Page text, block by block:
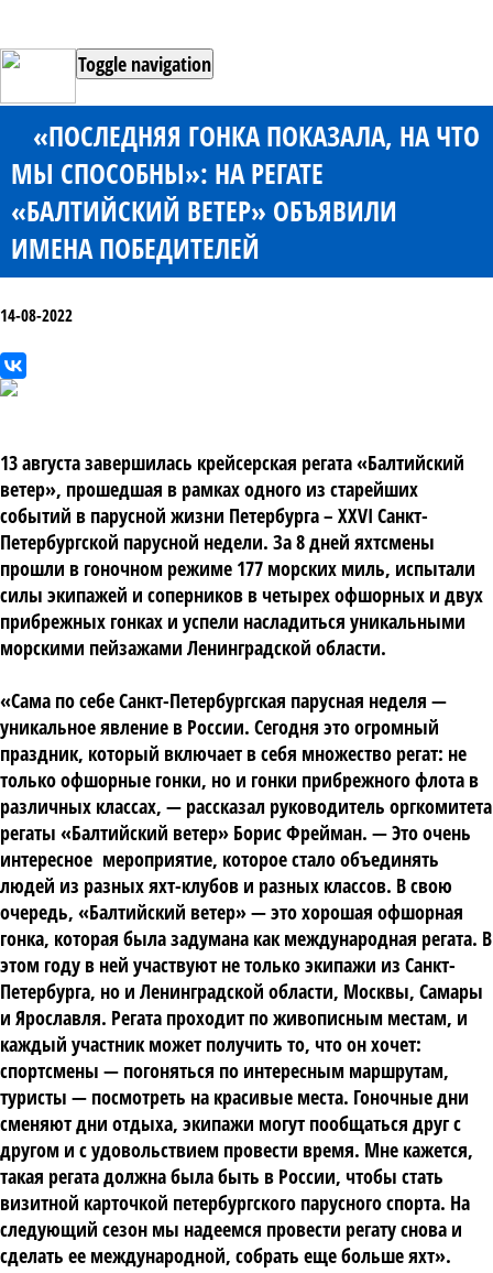
Toggle navigation
«ПОСЛЕДНЯЯ ГОНКА ПОКАЗАЛА, НА ЧТО
МЫ СПОСОБНЫ»: НА РЕГАТЕ
«БАЛТИЙСКИЙ ВЕТЕР» ОБЪЯВИЛИ
ИМЕНА ПОБЕДИТЕЛЕЙ
14-08-2022
13 августа завершилась крейсерская регата «Балтийский
ветер», прошедшая в рамках одного из старейших
событий в парусной жизни Петербурга – XXVI Санкт-
Петербургской парусной недели. За 8 дней яхтсмены
прошли в гоночном режиме 177 морских миль, испытали
силы экипажей и соперников в четырех офшорных и двух
прибрежных гонках и успели насладиться уникальными
морскими пейзажами Ленинградской области.
«Сама по себе Санкт-Петербургская парусная неделя —
уникальное явление в России. Сегодня это огромный
праздник, который включает в себя множество регат: не
только офшорные гонки, но и гонки прибрежного флота в
различных классах, — рассказал руководитель оргкомитета
регаты «Балтийский ветер» Борис Фрейман. — Это очень
интересное мероприятие, которое стало объединять
людей из разных яхт-клубов и разных классов. В свою
очередь, «Балтийский ветер» — это хорошая офшорная
гонка, которая была задумана как международная регата. В
этом году в ней участвуют не только экипажи из Санкт-
Петербурга, но и Ленинградской области, Москвы, Самары
и Ярославля. Регата проходит по живописным местам, и
каждый участник может получить то, что он хочет:
спортсмены — погоняться по интересным маршрутам,
туристы — посмотреть на красивые места. Гоночные дни
сменяют дни отдыха, экипажи могут пообщаться друг с
другом и с удовольствием провести время. Мне кажется,
такая регата должна была быть в России, чтобы стать
визитной карточкой петербургского парусного спорта. На
следующий сезон мы надеемся провести регату снова и
сделать ее международной, собрать еще больше яхт».